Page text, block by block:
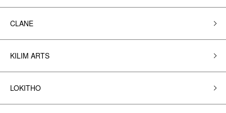
CLANE
KILIM ARTS
LOKITHO